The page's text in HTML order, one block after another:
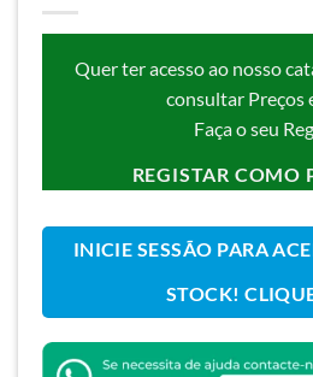
Quer ter acesso ao nosso
consultar Preços
Faça o seu
REGISTAR COMO
INICIE SESSÃO PARA
STOCK!